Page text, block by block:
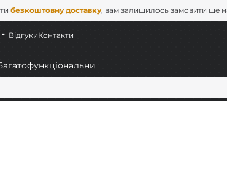
безкоштовну доставку, вам залишилось замовити ще
ВідгукиКонтакти